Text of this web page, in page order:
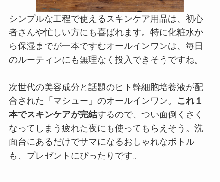
シンプルな工程で使えるスキンケア用品は、初心
者さんや忙しい方にも喜ばれます。特に化粧水か
ら保湿までが一本ですむオールインワンは、毎日
のルーティンにも無理なく投入できそうですね。
次世代の美容成分と話題のヒト幹細胞培養液が配
合された「マシュー」のオールインワン。
これ１
本でスキンケアが完結するので、つい面倒くさく
なってしまう疲れた夜にも使ってもらえそう。洗
面台にあるだけでサマになるおしゃれなボトル
も、プレゼントにぴったりです。